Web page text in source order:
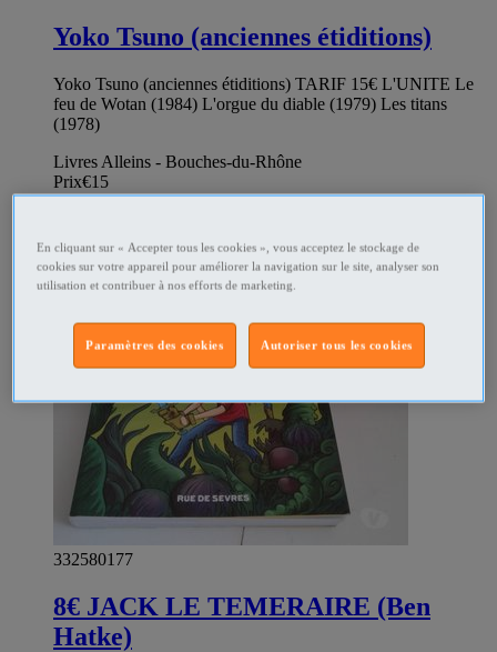
Yoko Tsuno (anciennes étiditions)
Yoko Tsuno (anciennes étiditions) TARIF 15€ L'UNITE Le
feu de Wotan (1984) L'orgue du diable (1979) Les titans
(1978)
Livres Alleins - Bouches-du-Rhône
Prix€15
Particulier
332580177
8€ JACK LE TEMERAIRE (Ben
Hatke)
En cliquant sur « Accepter tous les cookies », vous acceptez le stockage de
cookies sur votre appareil pour améliorer la navigation sur le site, analyser son
utilisation et contribuer à nos efforts de marketing.
Autoriser tous les cookies
Paramètres des cookies